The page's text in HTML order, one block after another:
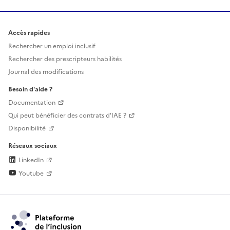
Accès rapides
Rechercher un emploi inclusif
Rechercher des prescripteurs habilités
Journal des modifications
Besoin d'aide ?
Documentation
Qui peut bénéficier des contrats d'IAE ?
Disponibilité
Réseaux sociaux
LinkedIn
Youtube